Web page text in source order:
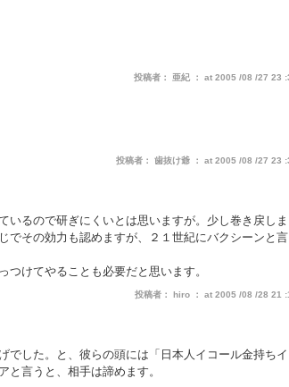
投稿者： 亜紀 ： at 2005 /08 /27 23
投稿者： 歯抜け爺 ： at 2005 /08 /27 23
るので研ぎにくいとは思いますが。少し巻き戻しま
でその効力も認めますが、２１世紀にバクシーンと言
けてやることも必要だと思います。
投稿者： hiro ： at 2005 /08 /28 21
でした。と、彼らの頭には「日本人イコール金持ちイ
言うと、相手は諦めます。